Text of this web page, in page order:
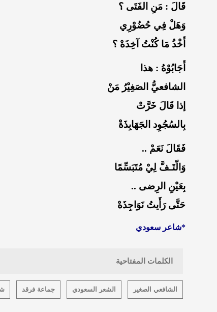
قَالَ : مَنِ الفَتَى ؟
وَهَلْ فِي حُضُوْرِي
أَخْذُ مَا كُنْتُ آخِذَهْ ؟
أَجَابُوْهُ : هذا
الشافعيُّ الصَغِيْرُ مَنْ
إذا قَالَ خَرَّتْ
بِالسُجُوِد الجَهَابِذَةْ
فَقَالَ نَعَمْ ..
وَالّتَـفَّ لِيْ مُتَبَسِّمًا
بِعَيْنِ الرِضى ..
حَتَّى رَأَيتُ نَوَاجِذَهْ
*شاعر سعودي
الكلمات المفتاحية
الشافعي الصغير الشعر السعودي جماعة فرقد